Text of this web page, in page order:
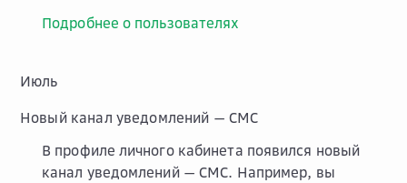
Подробнее о пользователях
Июль
Новый канал уведомлений — СМС
В профиле личного кабинета появился новый
канал уведомлений — СМС. Например, вы